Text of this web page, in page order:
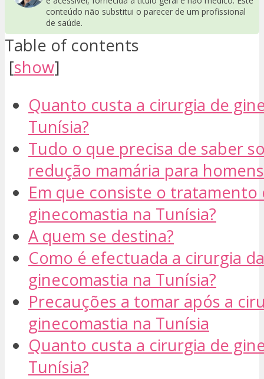
conteúdo não substitui o parecer de um profissional
de saúde.
Table of contents
[show]
Quanto custa a cirurgia de
Tunísia?
Tudo o que precisa de saber
redução mamária para homens
Em que consiste o tratamento
ginecomastia na Tunísia?
A quem se destina?
Como é efectuada a cirurgia da
ginecomastia na Tunísia?
Precauções a tomar após a
ginecomastia na Tunísia
Quanto custa a cirurgia de
Tunísia?